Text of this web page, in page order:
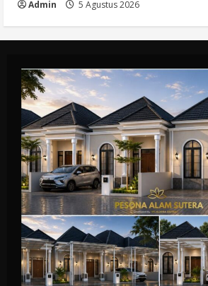
Admin 5 Agustus 2026